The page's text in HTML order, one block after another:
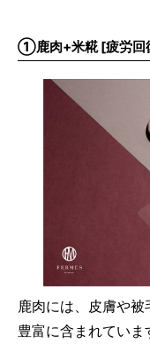
①鹿肉+米糀 [疲労回
鹿肉には、皮膚や
豊富に含まれていま